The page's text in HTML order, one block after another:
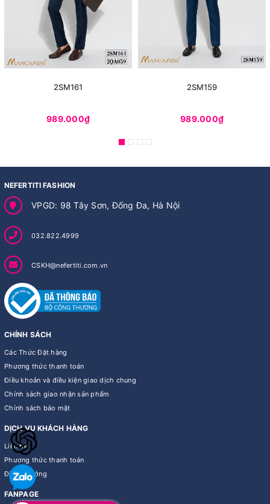
2SM161
989.000₫
2SM159
989.000₫
NEFERTITI FASHION
VPGD: 98 Tây Sơn, Đống Đa, Hà Nội
032.822.4999
CSKH@nefertiti.com.vn
CHÍNH SÁCH
Các Thức Đặt hàng
Phương thức thanh toán
Điều khoản và điều kiện giao dịch chung
Chính sách giao nhận sản phẩm
Chính sách bảo mật
DỊCH VỤ KHÁCH HÀNG
Liên hệ
Phương thức thanh toán
Điểm thưởng
FANPAGE